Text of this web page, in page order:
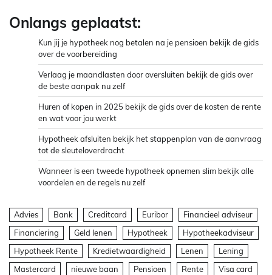
Onlangs geplaatst:
Kun jij je hypotheek nog betalen na je pensioen bekijk de gids
over de voorbereiding
Verlaag je maandlasten door oversluiten bekijk de gids over
de beste aanpak nu zelf
Huren of kopen in 2025 bekijk de gids over de kosten de rente
en wat voor jou werkt
Hypotheek afsluiten bekijk het stappenplan van de aanvraag
tot de sleuteloverdracht
Wanneer is een tweede hypotheek opnemen slim bekijk alle
voordelen en de regels nu zelf
Advies Bank Creditcard Euribor
Financieel adviseur
Financiering
Geld lenen Hypotheek
Hypotheekadviseur
Hypotheek Rente
Kredietwaardigheid Lenen
Lening
Mastercard
nieuwe baan Pensioen Rente Visa card